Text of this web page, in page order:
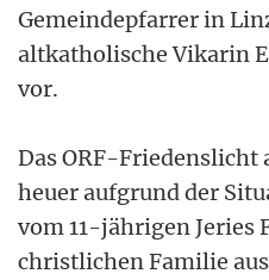
Gemeindepfarrer in
altkatholische Vikarin
vor.
Das ORF-Friedenslicht
heuer aufgrund der
vom 11-jährigen Jeries
christlichen Familie